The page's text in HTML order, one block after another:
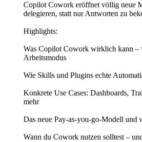
Copilot Cowork eröffnet völlig neue
delegieren, statt nur Antworten zu
Highlights:
Was Copilot Cowork wirklich kann –
Arbeitsmodus
Wie Skills und Plugins echte
Konkrete Use Cases: Dashboards,
mehr
Das neue Pay-as-you-go-Modell und
Wann du Cowork nutzen solltest –